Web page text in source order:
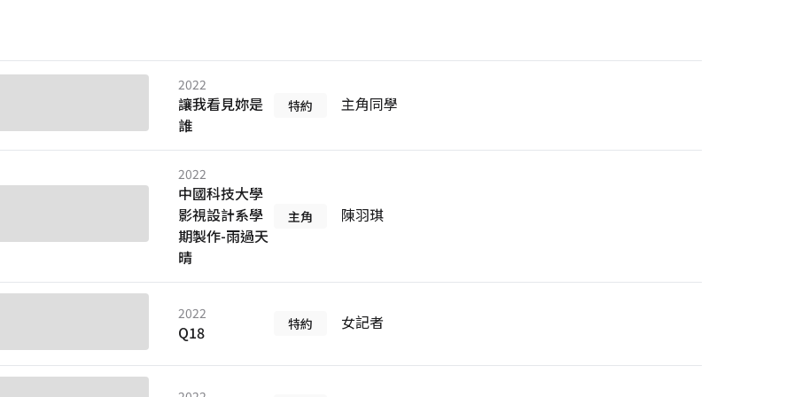
2022
讓我看見妳是
誰
特約 主角同學
2022
中國科技大學
影視設計系學
期製作-雨過天
晴
主角 陳羽琪
2022
Q18 特約 女記者